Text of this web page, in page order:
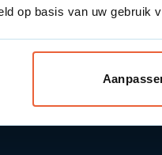
op basis van uw gebruik